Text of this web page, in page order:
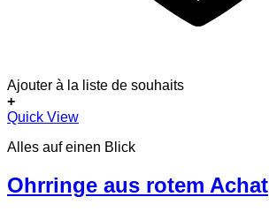
Ajouter à la liste de souhaits
+
Quick View
Alles auf einen Blick
Ohrringe aus rotem Achat